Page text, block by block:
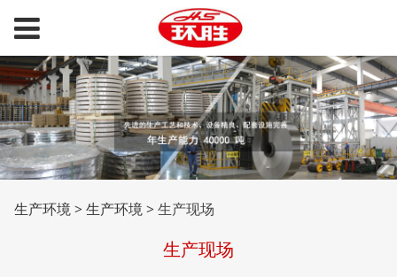
生产现场
生产环境>生产环境>生产现场
生产现场